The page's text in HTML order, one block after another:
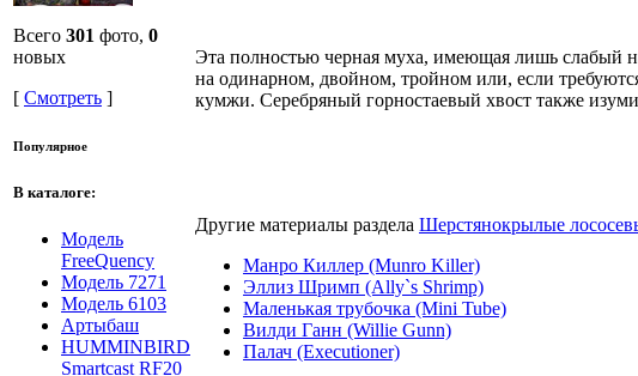
Всего 301 фото, 0
новых
[ Смотреть ]
Популярное
В каталоге:
Модель
FreeQuency
Модель 7271
Модель 6103
Артыбаш
HUMMINBIRD
Smartcast RF20
Эта полностью черная муха, имеющая лишь слабый
на одинарном, двойном, тройном или, если
кумжи. Серебряный горностаевый хвост также
Другие материалы раздела Шерстянокрылые
Манро Киллер (Munro Killer)
Эллиз Шримп (Ally`s Shrimp)
Маленькая трубочка (Mini Tube)
Вилди Ганн (Willie Gunn)
Палач (Executioner)